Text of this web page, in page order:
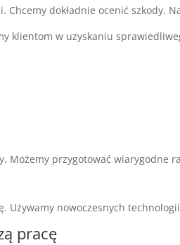
Chcemy dokładnie ocenić szkody.
klientom w uzyskaniu
Możemy przygotować wiarygodne
Używamy nowoczesnych
pracę